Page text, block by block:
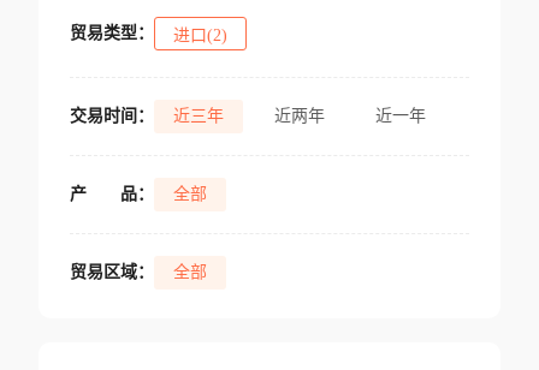
贸易类型： 进口(2)
交易时间： 近三年 近两年 近一年
产 品： 全部
贸易区域： 全部